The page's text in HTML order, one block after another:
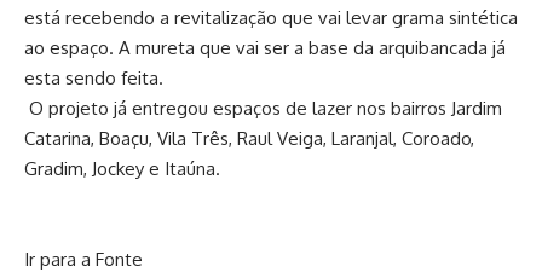
está recebendo a revitalização que vai levar grama sintética
ao espaço. A mureta que vai ser a base da arquibancada já
esta sendo feita.
O projeto já entregou espaços de lazer nos bairros Jardim
Catarina, Boaçu, Vila Três, Raul Veiga, Laranjal, Coroado,
Gradim, Jockey e Itaúna.
Ir para a Fonte